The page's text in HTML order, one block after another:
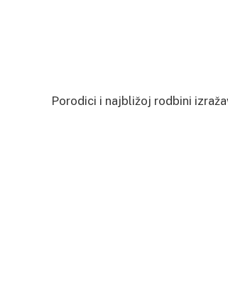
Porodici i najbližoj rodbini